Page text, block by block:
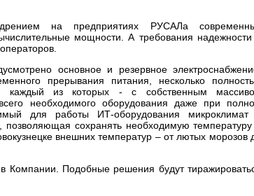
на предприятиях РУСАЛа
мощности. А требования
основное и резервное
прерывания питания, несколько
каждый из которых - с собственным
необходимого оборудования даже при
для работы ИТ-оборудования
позволяющая сохранять необходимую
внешних температур – от лютых морозов
Подобные решения будут